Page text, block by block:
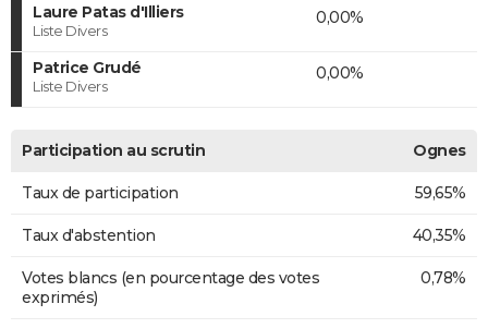
Laure Patas d'Illiers
Liste Divers
0,00%
Patrice Grudé
Liste Divers
0,00%
Participation au scrutin Ognes
Taux de participation 59,65%
Taux d'abstention 40,35%
Votes blancs (en pourcentage des votes
exprimés)
0,78%